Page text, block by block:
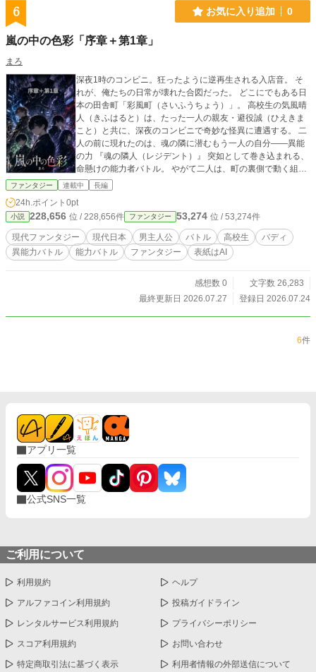
気を感じたがエリーはただ無感情に頭を下げたままだ。
6 お気に入り追加 0
嵐の中の色彩「序章＋第1章」
まろ
深夜1時のコンビニ。狂ったように逆再生される入店音。 そ
れが、俺たちの日常が壊れた合図だった。 どこにでもある日
本の田舎町「彩風町（さいふうちょう）」。 高校生の気風晴
人（きふはると）は、たった一人の親友・避役誠（ひえきま
こと）と共に、深夜のコンビニで奇妙な怪異に遭遇する。 二
人の前に現れたのは、魂の隣に潜むもう一人の自分――異能
の力 『魂の隣人（レジデント）』 突如として巻き込まれる、
命懸けの能力者バトル。 やがて二人は、町の裏側で動く組織
「界隈調査チーム」と出会い、蠢く巨大な陰謀へと巻き込ま
ぐ裏側にある、スタイリッシュ現代異能バトルファンタジ
ー。
ファンタジー 連載中 長編
24h.ポイント 0pt
小説 228,656 位 / 228,656件 ファンタジー 53,274 位 / 53,274件
現代ファンタジー 現代日本 男主人公 バトル 高校生
バディ
異能力バトル
能力バトル ファンタジー 表紙はAI
感想数 0
文字数 26,283
最終更新日 2026.07.27
登録日 2026.07.24
6件
アプリ一覧
公式SNS一覧
ご利用について
利用規約 ヘルプ
アルファコイン利用規約 投稿ガイドライン
レンタルサービス利用規約 プライバシーポリシー
スコア利用規約 お問い合わせ
特定商取引法に基づく表示 利用者情報の外部送信について